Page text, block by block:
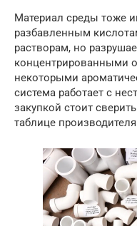
Материал среды тоже
разбавленным
растворам, но
концентрированными
некоторыми
система работает с
закупкой стоит
таблице